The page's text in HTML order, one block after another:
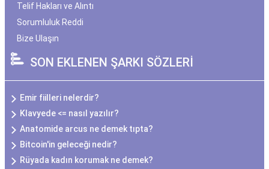
Telif Hakları ve Alıntı
Sorumluluk Reddi
Bize Ulaşın
SON EKLENEN ŞARKI SÖZLERİ
Emir fiilleri nelerdir?
Klavyede <= nasıl yazılır?
Anatomide arcus ne demek tıpta?
Bitcoin'in geleceği nedir?
Rüyada kadın korumak ne demek?